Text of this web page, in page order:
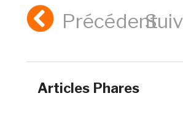
Précédent
Articles Phares